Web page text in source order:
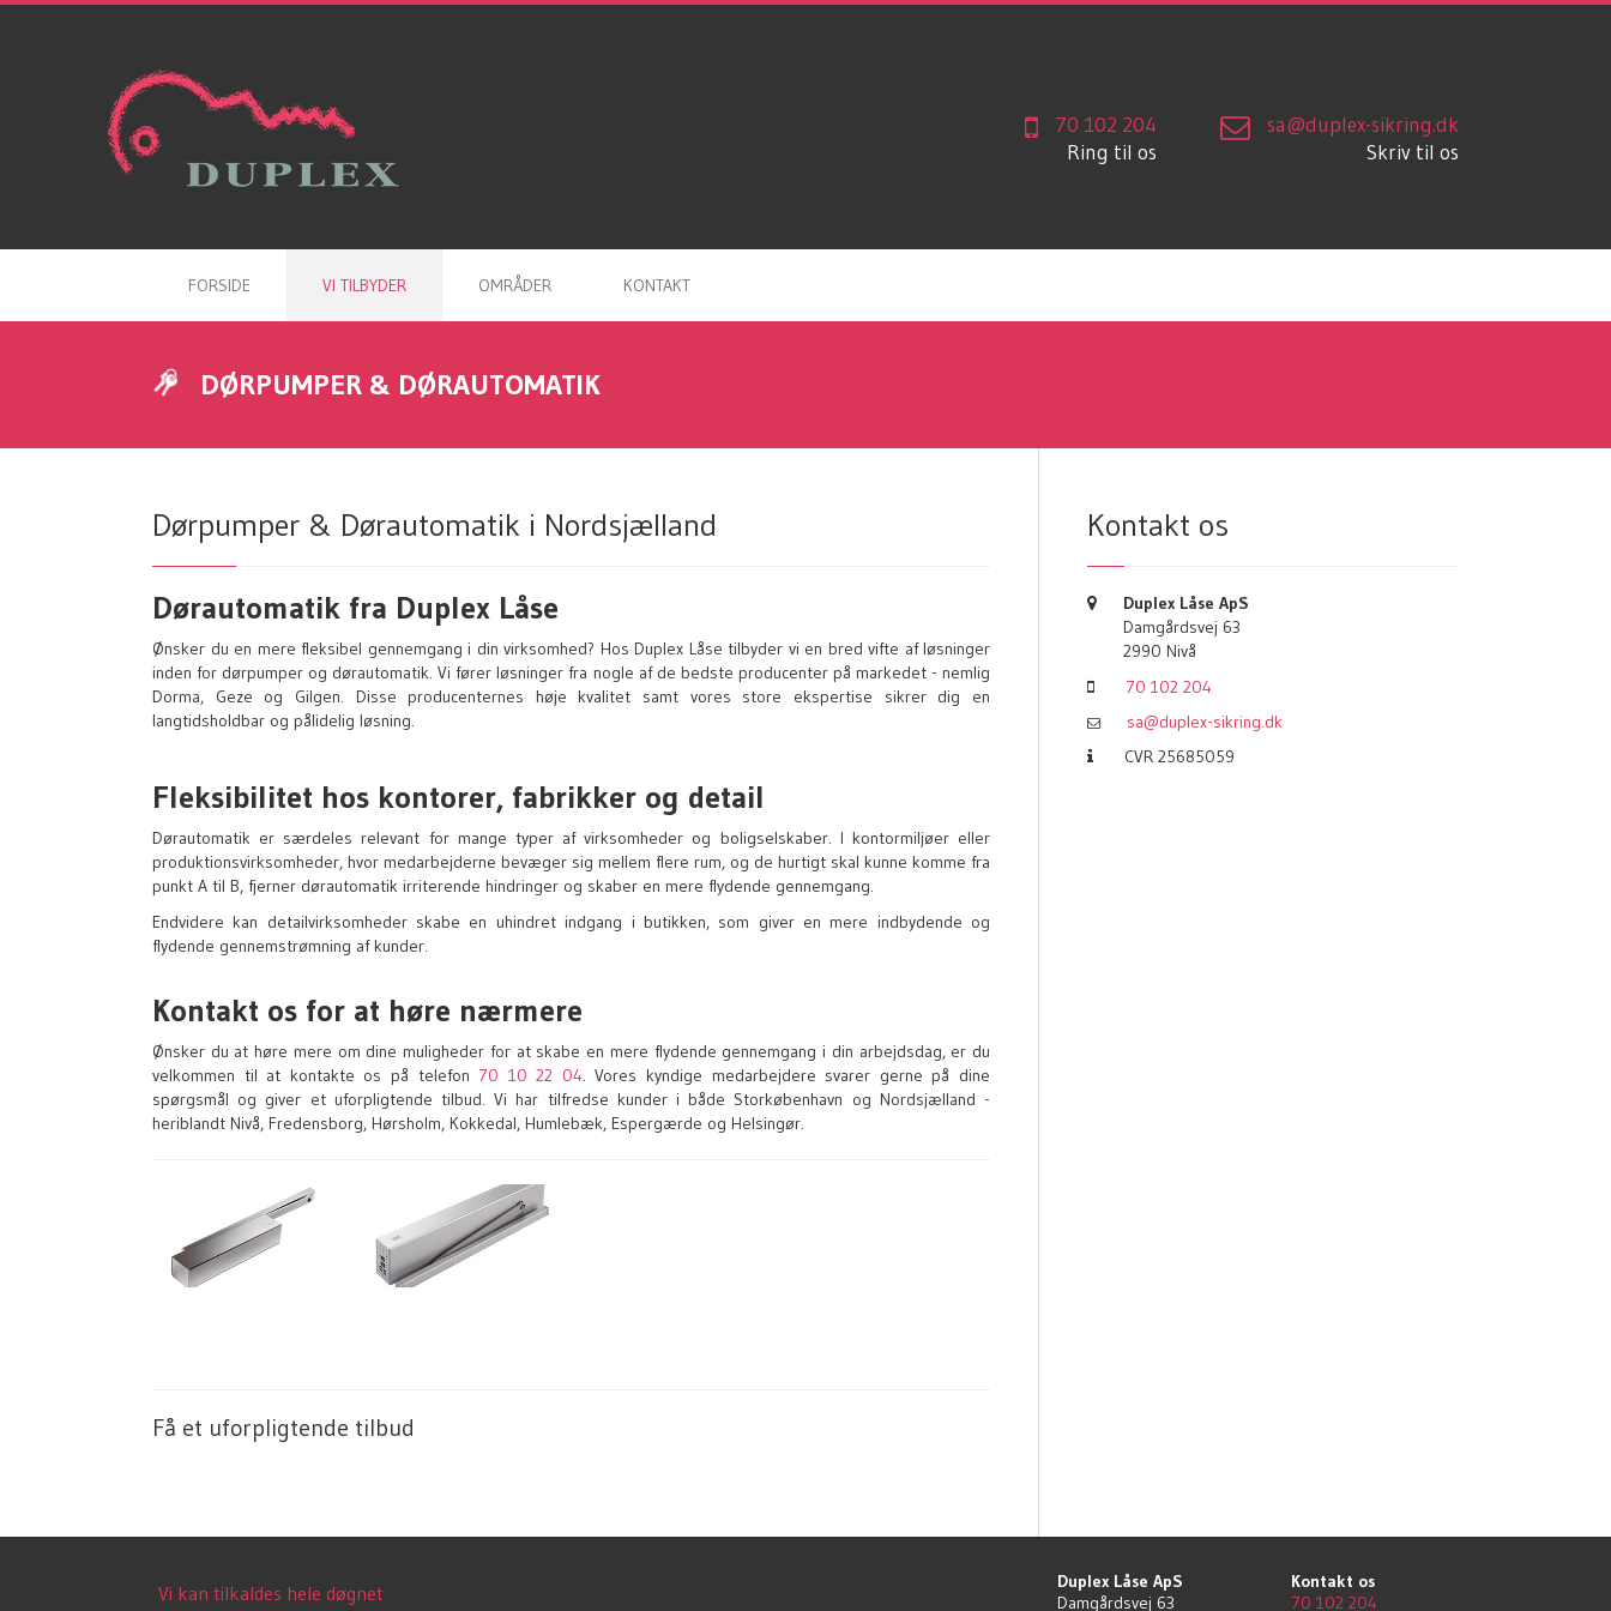
70 102 204
Ring til os
sa@duplex-sikring.dk
Skriv til os
FORSIDE VI TILBYDER OMRÅDER KONTAKT
DØRPUMPER & DØRAUTOMATIK
Dørpumper & Dørautomatik i Nordsjælland
Dørautomatik fra Duplex Låse
Ønsker du en mere fleksibel gennemgang i din virksomhed? Hos Duplex Låse tilbyder vi en bred vifte af løsninger
inden for dørpumper og dørautomatik. Vi fører løsninger fra nogle af de bedste producenter på markedet - nemlig
Dorma, Geze og Gilgen. Disse producenternes høje kvalitet samt vores store ekspertise sikrer dig en
langtidsholdbar og pålidelig løsning.
Fleksibilitet hos kontorer, fabrikker og detail
Dørautomatik er særdeles relevant for mange typer af virksomheder og boligselskaber. I kontormiljøer eller
produktionsvirksomheder, hvor medarbejderne bevæger sig mellem flere rum, og de hurtigt skal kunne komme fra
punkt A til B, fjerner dørautomatik irriterende hindringer og skaber en mere flydende gennemgang.
Endvidere kan detailvirksomheder skabe en uhindret indgang i butikken, som giver en mere indbydende og
flydende gennemstrømning af kunder.
Kontakt os for at høre nærmere
Ønsker du at høre mere om dine muligheder for at skabe en mere flydende gennemgang i din arbejdsdag, er du
velkommen til at kontakte os på telefon 70 10 22 04. Vores kyndige medarbejdere svarer gerne på dine
spørgsmål og giver et uforpligtende tilbud. Vi har tilfredse kunder i både Storkøbenhavn og Nordsjælland -
heriblandt Nivå, Fredensborg, Hørsholm, Kokkedal, Humlebæk, Espergærde og Helsingør.
Få et uforpligtende tilbud
Kontakt os
Duplex Låse ApS
Damgårdsvej 63
2990 Nivå
70 102 204
sa@duplex-sikring.dk
CVR 25685059
Vi kan tilkaldes hele døgnet
Duplex Låse ApS
Damgårdsvej 63
Kontakt os
70 102 204